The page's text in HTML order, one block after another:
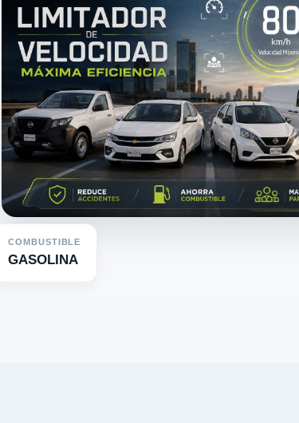
COMBUSTIBLE
GASOLINA